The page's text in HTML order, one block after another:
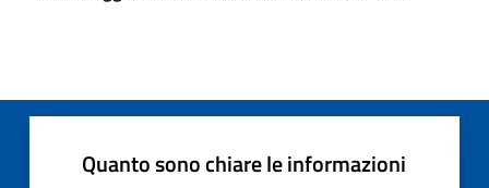
Quanto sono chiare le informazioni